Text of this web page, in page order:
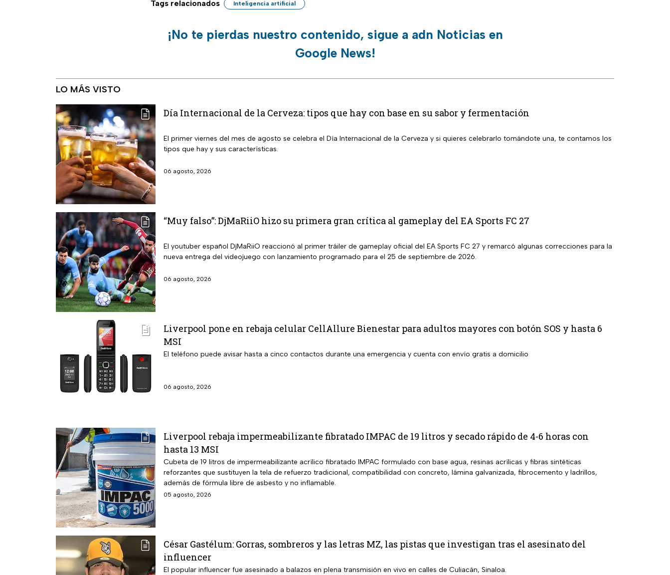
Tags relacionados Inteligencia artificial
¡No te pierdas nuestro contenido, sigue a adn Noticias en
Google News!
LO MÁS VISTO
Día Internacional de la Cerveza: tipos que hay con base en su sabor y fermentación
El primer viernes del mes de agosto se celebra el Día Internacional de la Cerveza y si quieres celebrarlo tomándote una, te contamos los
tipos que hay y sus características.
06 agosto, 2026
“Muy falso”: DjMaRiiO hizo su primera gran crítica al gameplay del EA Sports FC 27
El youtuber español DjMaRiiO reaccionó al primer tráiler de gameplay oficial del EA Sports FC 27 y remarcó algunas correcciones para la
nueva entrega del videojuego con lanzamiento programado para el 25 de septiembre de 2026.
06 agosto, 2026
Liverpool pone en rebaja celular CellAllure Bienestar para adultos mayores con botón SOS y hasta 6
MSI
El teléfono puede avisar hasta a cinco contactos durante una emergencia y cuenta con envío gratis a domicilio
06 agosto, 2026
Liverpool rebaja impermeabilizante fibratado IMPAC de 19 litros y secado rápido de 4-6 horas con
hasta 13 MSI
Cubeta de 19 litros de impermeabilizante acrílico fibratado IMPAC formulado con base agua, resinas acrílicas y fibras sintéticas
reforzantes que sustituyen la tela de refuerzo tradicional, compatibilidad con concreto, lámina galvanizada, fibrocemento y ladrillos,
además de fórmula libre de asbesto y no inflamable.
05 agosto, 2026
César Gastélum: Gorras, sombreros y las letras MZ, las pistas que investigan tras el asesinato del
influencer
El popular influencer fue asesinado a balazos en plena transmisión en vivo en calles de Culiacán, Sinaloa.